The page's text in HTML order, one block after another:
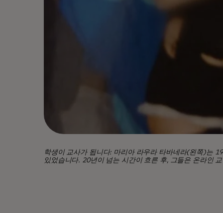
학생이 교사가 됩니다: 마리아 라우라 타바네라(왼쪽)는
있었습니다. 20년이 넘는 시간이 흐른 후, 그들은 온라인